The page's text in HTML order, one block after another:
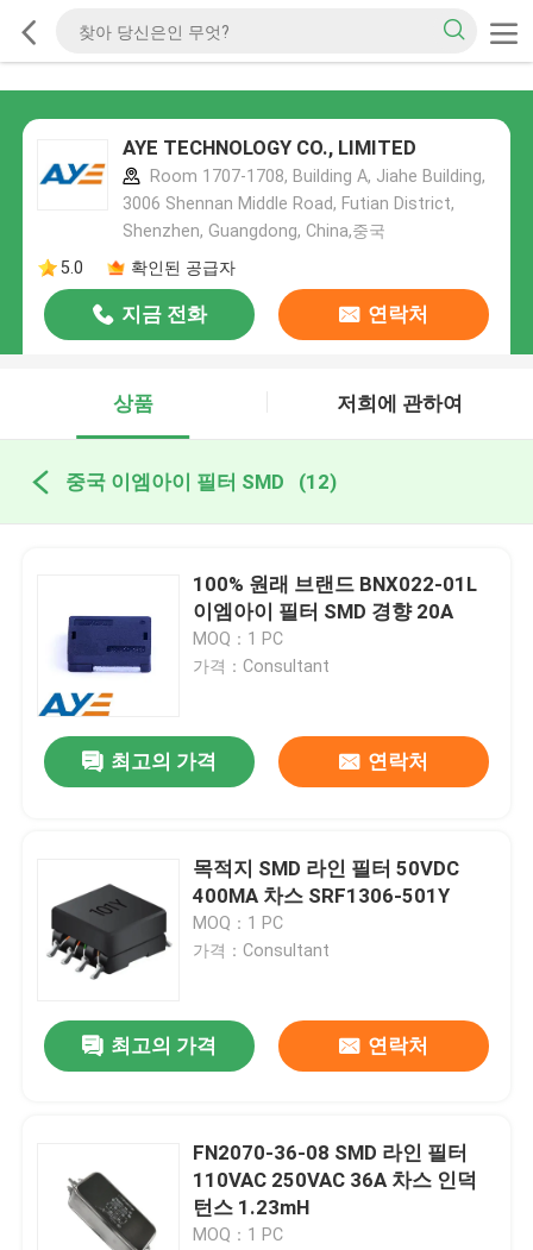
AYE TECHNOLOGY CO., LIMITED
Room 1707-1708, Building A, Jiahe Building,
3006 Shennan Middle Road, Futian District,
Shenzhen, Guangdong, China,중국
5.0
확인된 공급자
지금 전화 연락처
상품 저희에 관하여
중국 이엠아이 필터 SMD (12)
100% 원래 브랜드 BNX022-01L
이엠아이 필터 SMD 경향 20A
MOQ：1 PC
가격：Consultant
최고의 가격 연락처
목적지 SMD 라인 필터 50VDC
400MA 차스 SRF1306-501Y
MOQ：1 PC
가격：Consultant
최고의 가격 연락처
FN2070-36-08 SMD 라인 필터
110VAC 250VAC 36A 차스 인덕
턴스 1.23mH
MOQ：1 PC